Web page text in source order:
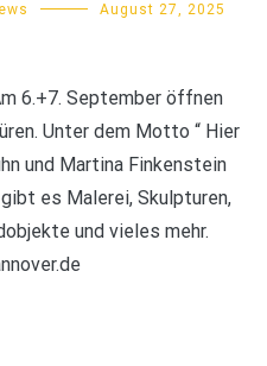
August 27, 2025
6.+7. September öffnen
Unter dem Motto “ Hier
und Martina Finkenstein
es Malerei, Skulpturen,
und vieles mehr.